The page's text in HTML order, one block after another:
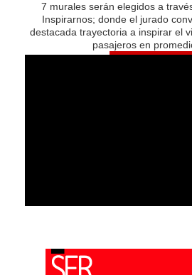
7 murales serán elegidos a
Inspirarnos; donde el jurado
destacada trayectoria a inspirar el
pasajeros en